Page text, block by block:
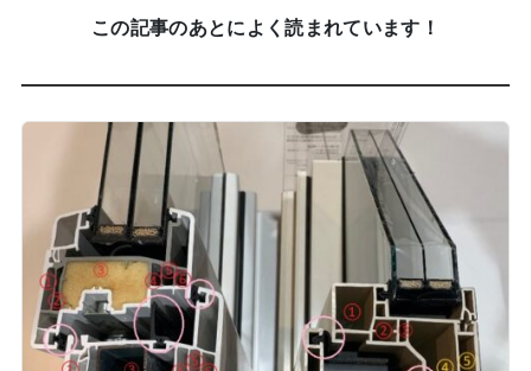
この記事のあとによく読まれています！